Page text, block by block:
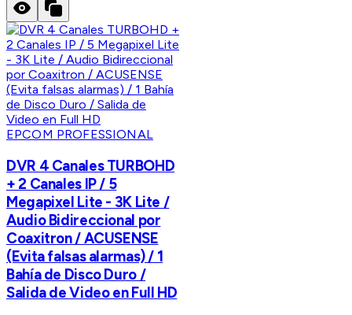
EPCOM PROFESSIONAL
DVR 4 Canales TURBOHD
+ 2 Canales IP / 5
Megapixel Lite - 3K Lite /
Audio Bidireccional por
Coaxitron / ACUSENSE
(Evita falsas alarmas) / 1
Bahía de Disco Duro /
Salida de Video en Full HD